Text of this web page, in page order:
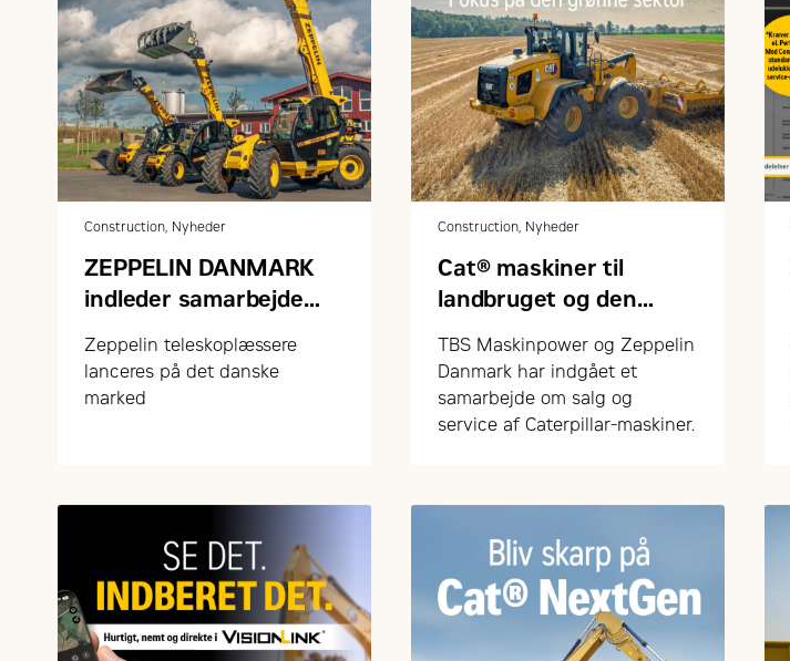
Construction, Nyheder
ZEPPELIN DANMARK
indleder samarbejde
teleskoplæssere
Zeppelin teleskoplæssere
lanceres på det danske
marked
Construction, Nyheder
Cat® maskiner til
landbruget og den
TBS Maskinpower og Zeppelin
Danmark har indgået et
samarbejde om salg og
service af Caterpillar-maskiner.